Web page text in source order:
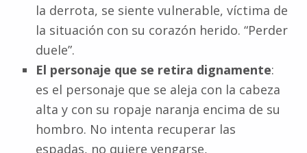
la derrota, se siente vulnerable, víctima de
la situación con su corazón herido. “Perder
duele”.
El personaje que se retira dignamente:
es el personaje que se aleja con la cabeza
alta y con su ropaje naranja encima de su
hombro. No intenta recuperar las
espadas, no quiere vengarse,